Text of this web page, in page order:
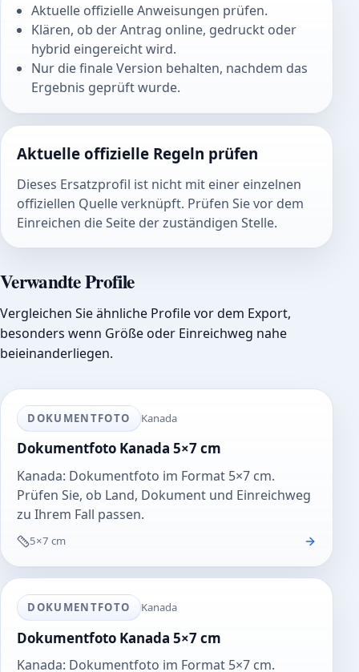
Aktuelle offizielle Anweisungen prüfen.
Klären, ob der Antrag online, gedruckt oder
hybrid eingereicht wird.
Nur die finale Version behalten, nachdem das
Ergebnis geprüft wurde.
Aktuelle offizielle Regeln prüfen
Dieses Ersatzprofil ist nicht mit einer einzelnen
offiziellen Quelle verknüpft. Prüfen Sie vor dem
Einreichen die Seite der zuständigen Stelle.
Verwandte Profile
Vergleichen Sie ähnliche Profile vor dem Export,
besonders wenn Größe oder Einreichweg nahe
beieinanderliegen.
DOKUMENTFOTO Kanada
Dokumentfoto Kanada 5×7 cm
Kanada: Dokumentfoto im Format 5×7 cm.
Prüfen Sie, ob Land, Dokument und Einreichweg
zu Ihrem Fall passen.
5×7 cm
DOKUMENTFOTO Kanada
Dokumentfoto Kanada 5×7 cm
Kanada: Dokumentfoto im Format 5×7 cm.